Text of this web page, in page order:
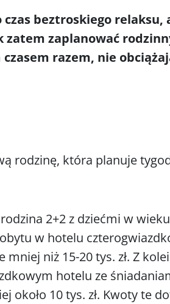
beztroskiego relaksu,
zatem zaplanować
razem, nie
rodzinę, która planuje
2+2 z dziećmi w
w hotelu
mniej niż 15-20 tys. zł. Z
hotelu ze
około 10 tys. zł. Kwoty te